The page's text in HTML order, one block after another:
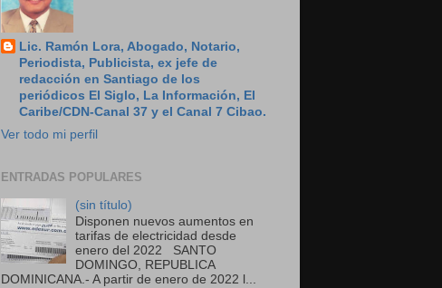
Lic. Ramón Lora, Abogado, Notario,
Periodista, Publicista, ex jefe de
redacción en Santiago de los
periódicos El Siglo, La Información, El
Caribe/CDN-Canal 37 y el Canal 7 Cibao.
Ver todo mi perfil
ENTRADAS POPULARES
(sin título)
Disponen nuevos aumentos en
tarifas de electricidad desde
enero del 2022 SANTO
DOMINGO, REPUBLICA
DOMINICANA.- A partir de enero de 2022 l...